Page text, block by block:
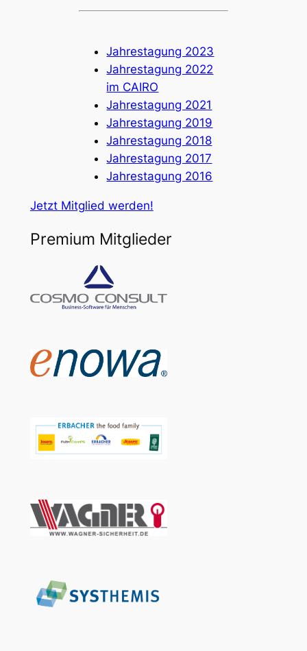
Jahrestagung 2023
Jahrestagung 2022
im CAIRO
Jahrestagung 2021
Jahrestagung 2019
Jahrestagung 2018
Jahrestagung 2017
Jahrestagung 2016
Jetzt Mitglied werden!
Premium Mitglieder